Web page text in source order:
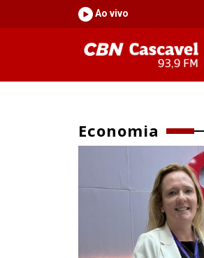
Ao vivo
Economia